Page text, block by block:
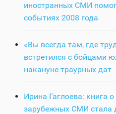
иностранных СМИ
событиях 2008 года
«Вы всегда там, где
встретился с бойцами
накануне траурных дат
Ирина Гаглоева: книга
зарубежных СМИ стала